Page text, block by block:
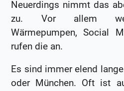
Neuerdings nimmt das
zu. Vor allem
Wärmepumpen, Social
rufen die an.
Es sind immer elend
oder München. Oft ist